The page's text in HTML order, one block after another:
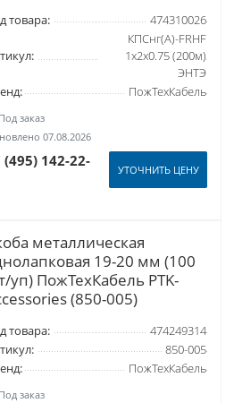
товара: 474310026
КПСнг(А)-FRHF
1x2x0.75 (200м)
ЭНТЭ
ПожТехКабель
Под заказ
07.08.2026
(495) 142-22-
УТОЧНИТЬ ЦЕНУ
металлическая
19-20 мм (100
уп) ПожТехКабель PTK-
(850-005)
товара:
474249314
850-005
ПожТехКабель
Под заказ